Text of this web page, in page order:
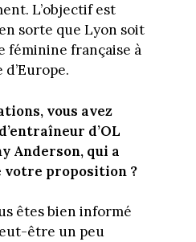
L’objectif est
sorte que Lyon soit
féminine française à
vous avez
d’OL
Anderson, qui a
votre proposition ?
êtes bien informé
être un peu